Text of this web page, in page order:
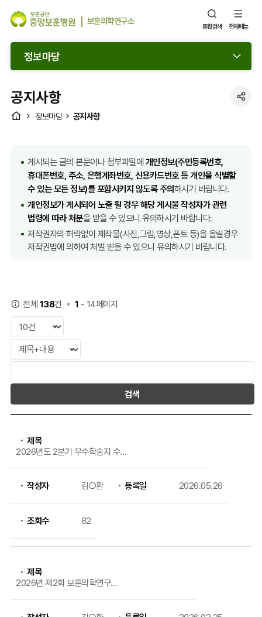
보훈의학연구소 통합검색 전체메뉴
정보마당
공지사항
HOME 정보마당 공지사항
SNS
게시되는 글의 본문이나 첨부파일에 개인정보(주민등록번호,
휴대폰번호, 주소, 은행계좌번호, 신용카드번호 등 개인을 식별할
수 있는 모든 정보)를 포함시키지 않도록 주의하시기 바랍니다.
개인정보가 게시되어 노출 될 경우 해당 게시물 작성자가 관련
법령에 따라 처분을 받을 수 있으니 유의하시기 바랍니다.
저작권자의 허락없이 제작물(사진,그림,영상,폰트 등)을 올릴경우
저작권법에 의하여 처벌 받을 수 있으니 유의하시기 바랍니다.
전체 138건 1 - 14페이지
검색
번호,
제목,
조회,
정보를
제목
2026년도 2분기 우수학술지 수록
작성자 김○환 등록일 2026.05.26
조회수 82
제목
2026년 제2회 보훈의학연구소